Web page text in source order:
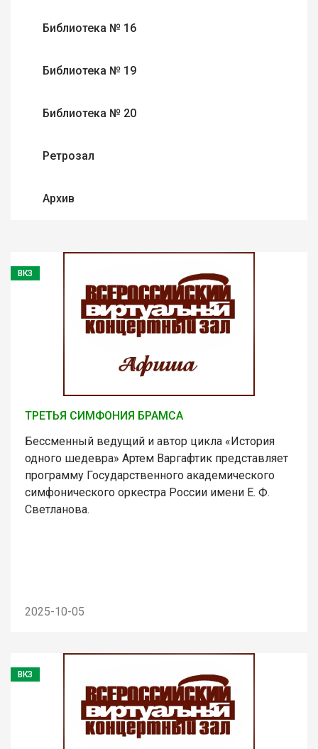
Библиотека № 16
Библиотека № 19
Библиотека № 20
Ретрозал
Архив
ВКЗ
ТРЕТЬЯ СИМФОНИЯ БРАМСА
Бессменный ведущий и автор цикла «История
одного шедевра» Артем Варгафтик представляет
программу Государственного академического
симфонического оркестра России имени Е. Ф.
Светланова.
2025-10-05
ВКЗ